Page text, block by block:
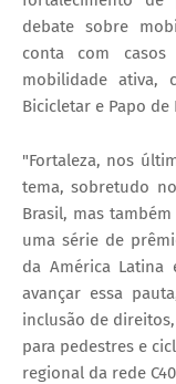
debate sobre
conta com
mobilidade ativa,
Bicicletar e Papo de
"Fortaleza, nos
tema, sobretudo
Brasil, mas
uma série de
da América
avançar essa
inclusão de
para pedestres e
regional da rede